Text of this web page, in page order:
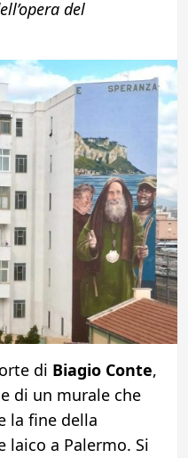
del
di Biagio Conte,
di un murale che
la fine della
laico a Palermo. Si